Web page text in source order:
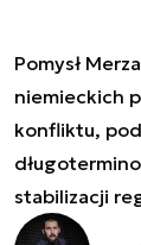
Pomysł
niemieckich
konfliktu,
stabilizacji